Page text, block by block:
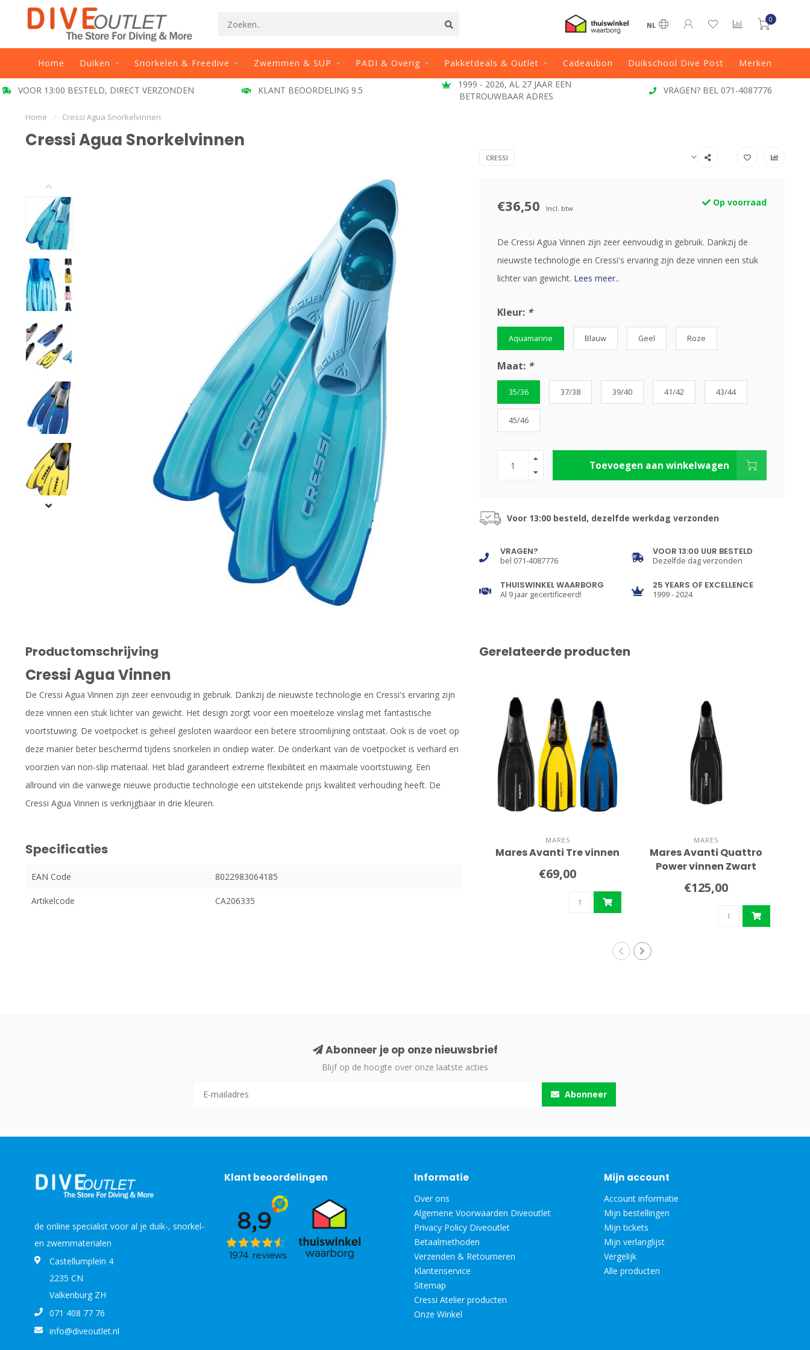
NL
0
Home Duiken Snorkelen & Freedive Zwemmen & SUP PADI & Overig Pakketdeals & Outlet Cadeaubon Duikschool Dive Post Merken
VOOR 13:00 BESTELD, DIRECT VERZONDEN KLANT BEOORDELING 9.5
1999 - 2026, AL 27 JAAR EEN
BETROUWBAAR ADRES
VRAGEN? BEL 071-4087776
Home / Cressi Agua Snorkelvinnen
Cressi Agua Snorkelvinnen
CRESSI
€36,50 Incl. btw
Op voorraad
De Cressi Agua Vinnen zijn zeer eenvoudig in gebruik. Dankzij de
nieuwste technologie en Cressi's ervaring zijn deze vinnen een stuk
lichter van gewicht. Lees meer..
Kleur: *
Aquamarine Blauw Geel Roze
Maat: *
35/36 37/38 39/40 41/42 43/44
45/46
Toevoegen aan winkelwagen
Voor 13:00 besteld, dezelfde werkdag verzonden
VRAGEN?
bel 071-4087776
VOOR 13:00 UUR BESTELD
Dezelfde dag verzonden
THUISWINKEL WAARBORG
Al 9 jaar gecertificeerd!
25 YEARS OF EXCELLENCE
1999 - 2024
Productomschrijving
Cressi Agua Vinnen
De Cressi Agua Vinnen zijn zeer eenvoudig in gebruik. Dankzij de nieuwste technologie en Cressi's ervaring zijn
deze vinnen een stuk lichter van gewicht. Het design zorgt voor een moeiteloze vinslag met fantastische
voortstuwing. De voetpocket is geheel gesloten waardoor een betere stroomlijning ontstaat. Ook is de voet op
deze manier beter beschermd tijdens snorkelen in ondiep water. De onderkant van de voetpocket is verhard en
voorzien van non-slip materiaal. Het blad garandeert extreme flexibiliteit en maximale voortstuwing. Een
allround vin die vanwege nieuwe productie technologie een uitstekende prijs kwaliteit verhouding heeft. De
Cressi Agua Vinnen is verkrijgbaar in drie kleuren.
Specificaties
EAN Code 8022983064185
Artikelcode CA206335
Gerelateerde producten
MARES
Mares Avanti Tre vinnen
€69,00
MARES
Mares Avanti Quattro
Power vinnen Zwart
€125,00
Abonneer je op onze nieuwsbrief
Blijf op de hoogte over onze laatste acties
Abonneer
de online specialist voor al je duik-, snorkel-
en zwemmaterialen
Castellumplein 4
2235 CN
Valkenburg ZH
071 408 77 76
info@diveoutlet.nl
Klant beoordelingen Informatie
Over ons
Algemene Voorwaarden Diveoutlet
Privacy Policy Diveoutlet
Betaalmethoden
Verzenden & Retourneren
Klantenservice
Sitemap
Cressi Atelier producten
Onze Winkel
Mijn account
Account informatie
Mijn bestellingen
Mijn tickets
Mijn verlanglijst
Vergelijk
Alle producten